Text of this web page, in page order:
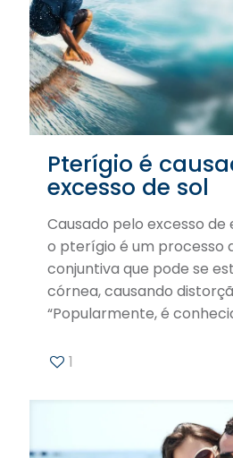
Pterígio é
excesso de sol
Causado pelo excesso de
o pterígio é um processo
conjuntiva que pode se
córnea, causando
“Popularmente, é
1